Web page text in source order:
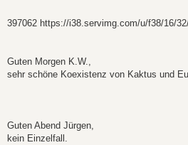
397062 https://i38.servimg.com/u/f38/16/
Guten Morgen K.W.,
sehr schöne Koexistenz von Kaktus und
Guten Abend Jürgen,
kein Einzelfall.